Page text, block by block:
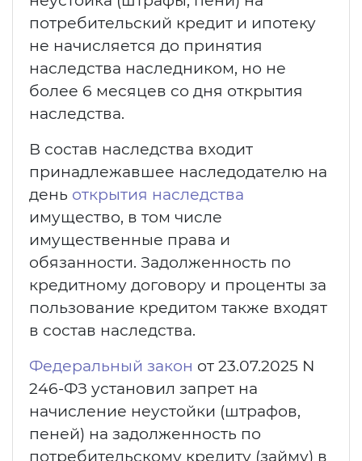
потребительский кредит и ипотеку
не начисляется до принятия
наследства наследником, но не
более 6 месяцев со дня открытия
наследства.
В состав наследства входит
принадлежавшее наследодателю на
день открытия наследства
имущество, в том числе
имущественные права и
обязанности. Задолженность по
кредитному договору и проценты за
пользование кредитом также входят
в состав наследства.
Федеральный закон от 23.07.2025 N
246-ФЗ установил запрет на
начисление неустойки (штрафов,
пеней) на задолженность по
потребительскому кредиту (займу) в